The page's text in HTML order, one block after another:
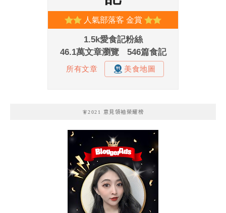
🧚2021 意見領袖榮耀榜